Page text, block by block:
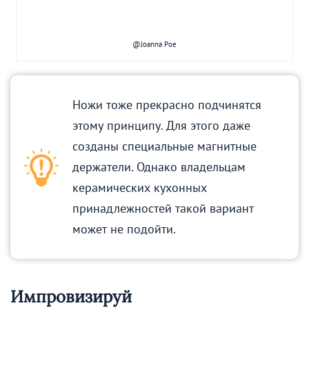
@Joanna Poe
Ножи тоже прекрасно подчинятся
этому принципу. Для этого даже
созданы специальные магнитные
держатели. Однако владельцам
керамических кухонных
принадлежностей такой вариант
может не подойти.
Импровизируй